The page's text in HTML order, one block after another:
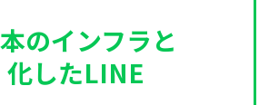
のインフラと
化したLINE